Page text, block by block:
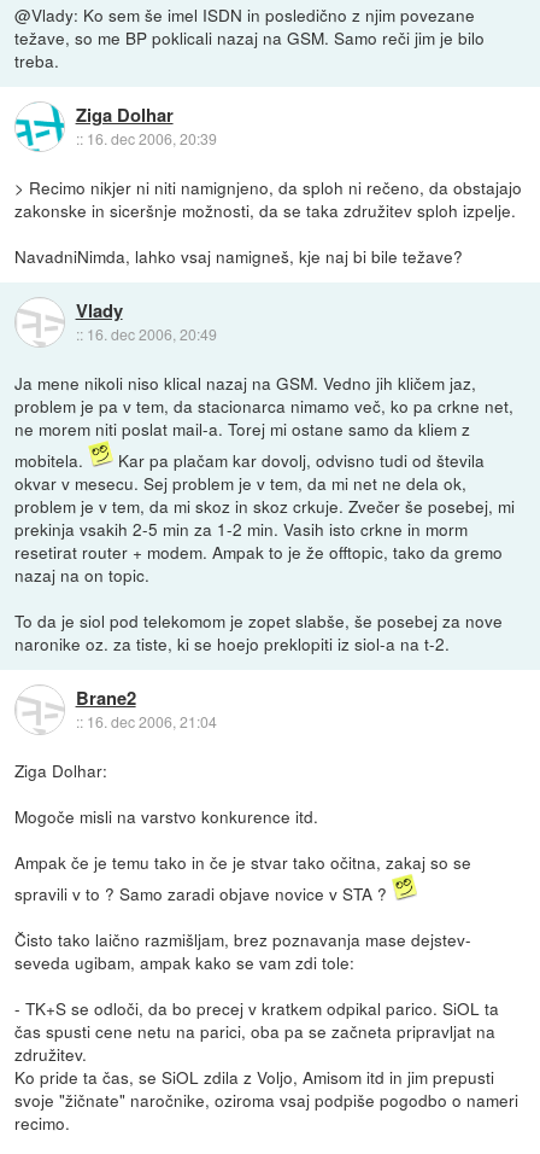
@Vlady: Ko sem še imel ISDN in posledično z njim povezane
težave, so me BP poklicali nazaj na GSM. Samo reči jim je bilo
treba.
Ziga Dolhar
:: 16. dec 2006, 20:39
> Recimo nikjer ni niti namignjeno, da sploh ni rečeno, da obstajajo
zakonske in siceršnje možnosti, da se taka združitev sploh izpelje.
NavadniNimda, lahko vsaj namigneš, kje naj bi bile težave?
Vlady
:: 16. dec 2006, 20:49
Ja mene nikoli niso klical nazaj na GSM. Vedno jih kličem jaz,
problem je pa v tem, da stacionarca nimamo več, ko pa crkne net,
ne morem niti poslat mail-a. Torej mi ostane samo da kliem z
mobitela.
Kar pa plačam kar dovolj, odvisno tudi od števila
okvar v mesecu. Sej problem je v tem, da mi net ne dela ok,
problem je v tem, da mi skoz in skoz crkuje. Zvečer še posebej, mi
prekinja vsakih 2-5 min za 1-2 min. Vasih isto crkne in morm
resetirat router + modem. Ampak to je že offtopic, tako da gremo
nazaj na on topic.
To da je siol pod telekomom je zopet slabše, še posebej za nove
naronike oz. za tiste, ki se hoejo preklopiti iz siol-a na t-2.
Brane2
:: 16. dec 2006, 21:04
Ziga Dolhar:
Mogoče misli na varstvo konkurence itd.
Ampak če je temu tako in če je stvar tako očitna, zakaj so se
spravili v to ? Samo zaradi objave novice v STA ?
Čisto tako laično razmišljam, brez poznavanja mase dejstev-
seveda ugibam, ampak kako se vam zdi tole:
- TK+S se odloči, da bo precej v kratkem odpikal parico. SiOL ta
čas spusti cene netu na parici, oba pa se začneta pripravljat na
združitev.
Ko pride ta čas, se SiOL zdila z Voljo, Amisom itd in jim prepusti
svoje "žičnate" naročnike, oziroma vsaj podpiše pogodbo o nameri
recimo.